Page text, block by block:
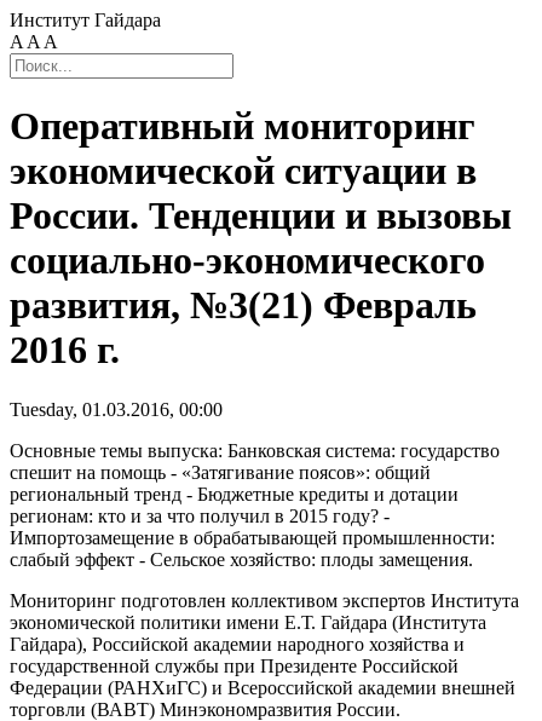
Институт Гайдара
A A A
Оперативный мониторинг
экономической ситуации в
России. Тенденции и вызовы
социально-экономического
развития, №3(21) Февраль
2016 г.
Tuesday, 01.03.2016, 00:00
Основные темы выпуска: Банковская система: государство
спешит на помощь - «Затягивание поясов»: общий
региональный тренд - Бюджетные кредиты и дотации
регионам: кто и за что получил в 2015 году? -
Импортозамещение в обрабатывающей промышленности:
слабый эффект - Сельское хозяйство: плоды замещения.
Мониторинг подготовлен коллективом экспертов Института
экономической политики имени Е.Т. Гайдара (Института
Гайдара), Российской академии народного хозяйства и
государственной службы при Президенте Российской
Федерации (РАНХиГС) и Всероссийской академии внешней
торговли (ВАВТ) Минэкономразвития России.